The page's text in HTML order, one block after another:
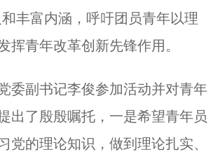
丰富内涵，呼吁团员青年以理
挥青年改革创新先锋作用。
委副书记李俊参加活动并对青年
出了殷殷嘱托，一是希望青年员
党的理论知识，做到理论扎实、